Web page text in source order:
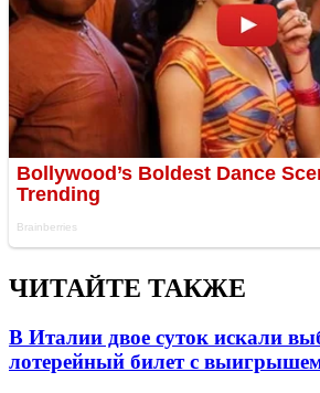
ЧИТАЙТЕ ТАКЖЕ
В Италии двое суток искали
лотерейный билет с